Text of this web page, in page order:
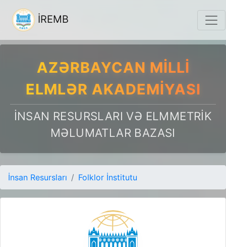
İREMB
AZƏRBAYCAN MILLI
ELMLƏR AKADEMIYASI
İNSAN RESURSLARI VƏ ELMMETRIK
MƏLUMATLAR BAZASI
İnsan Resursları Folklor İnstitutu